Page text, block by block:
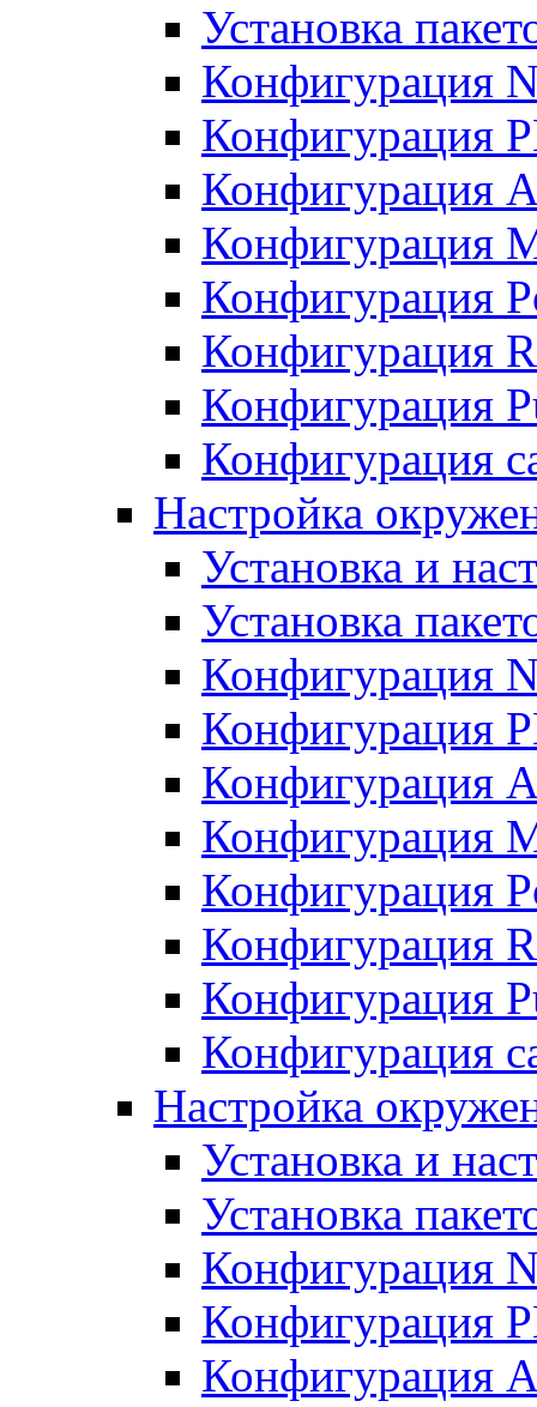
Установка
Конфигурация
Конфигурация
Конфигурация
Конфигурация
Конфигурация
Конфигурация
Конфигурация
Конфигурация
Настройка
Установка и
Установка
Конфигурация
Конфигурация
Конфигурация
Конфигурация
Конфигурация
Конфигурация
Конфигурация
Конфигурация
Настройка
Установка и
Установка
Конфигурация
Конфигурация
Конфигурация